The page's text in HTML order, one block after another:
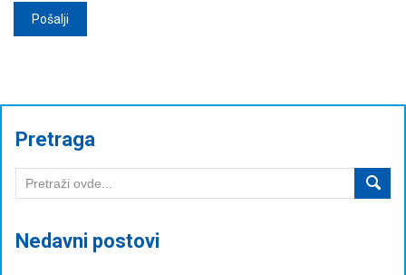
Pretraga
Nedavni postovi